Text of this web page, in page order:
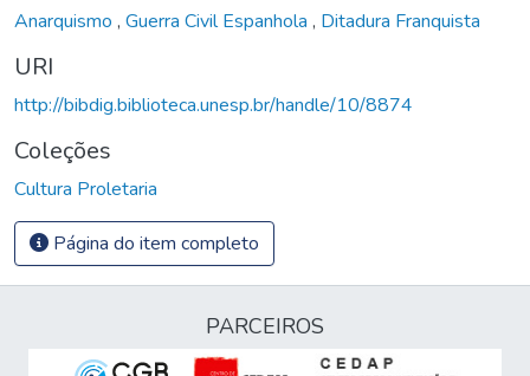
Anarquismo , Guerra Civil Espanhola , Ditadura Franquista
URI
http://bibdig.biblioteca.unesp.br/handle/10/8874
Coleções
Cultura Proletaria
Página do item completo
PARCEIROS